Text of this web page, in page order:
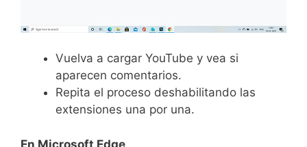
Vuelva a cargar YouTube y vea si
aparecen comentarios.
Repita el proceso deshabilitando las
extensiones una por una.
En Microsoft Edge